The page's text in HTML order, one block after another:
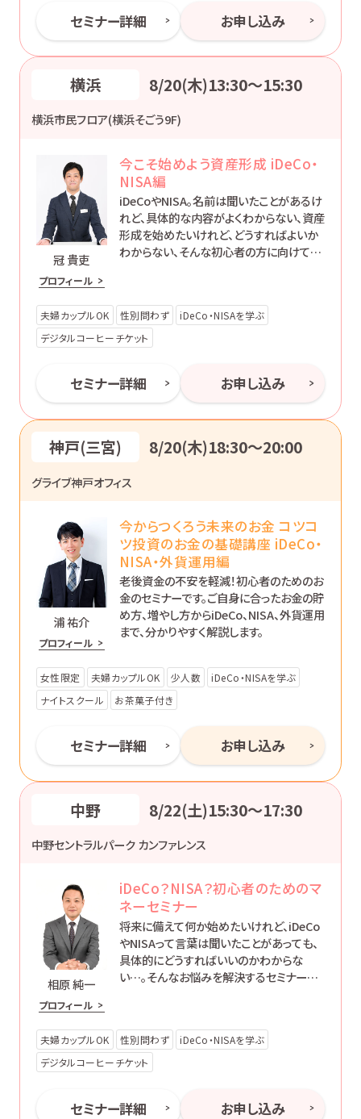
セミナー詳細 お申し込み
横浜 8/20(木)13:30〜15:30
横浜市民フロア(横浜そごう9F)
冠 貴吏
プロフィール
今こそ始めよう資産形成 iDeCo・
NISA編
iDeCoやNISA。名前は聞いたことがあるけ
れど、具体的な内容がよくわからない、資産
形成を始めたいけれど、どうすればよいか
わからない、そんな初心者の方に向けて、
方法をお伝えします。
夫婦カップルOK 性別問わず
iDeCo・NISAを学ぶ
デジタルコーヒーチケット
セミナー詳細 お申し込み
神戸(三宮) 8/20(木)18:30〜20:00
グライブ神戸オフィス
浦 祐介
プロフィール
今からつくろう未来のお金 コツコ
ツ投資のお金の基礎講座 iDeCo・
NISA・外貨運用編
老後資金の不安を軽減！初心者のためのお
金のセミナーです。ご自身に合ったお金の貯
め方、増やし方からiDeCo、NISA、外貨運用
まで、分かりやすく解説します。
女性限定 夫婦カップルOK 少人数
iDeCo・NISAを学ぶ
ナイトスクール
お茶菓子付き
セミナー詳細 お申し込み
中野 8/22(土)15:30〜17:30
中野セントラルパーク カンファレンス
相原 純一
プロフィール
iDeCo？NISA？初心者のためのマ
ネーセミナー
将来に備えて何か始めたいけれど、iDeCo
やNISAって言葉は聞いたことがあっても、
具体的にどうすればいいのかわからな
い…。そんなお悩みを解決するセミナーで
夫婦カップルOK 性別問わず
iDeCo・NISAを学ぶ
デジタルコーヒーチケット
セミナー詳細 お申し込み